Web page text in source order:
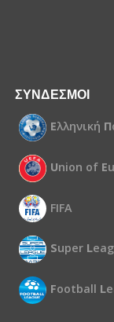
ΣΥΝΔΕΣΜΟΙ
Ελληνική Π
Union of E
FIFA
Super L
Football L